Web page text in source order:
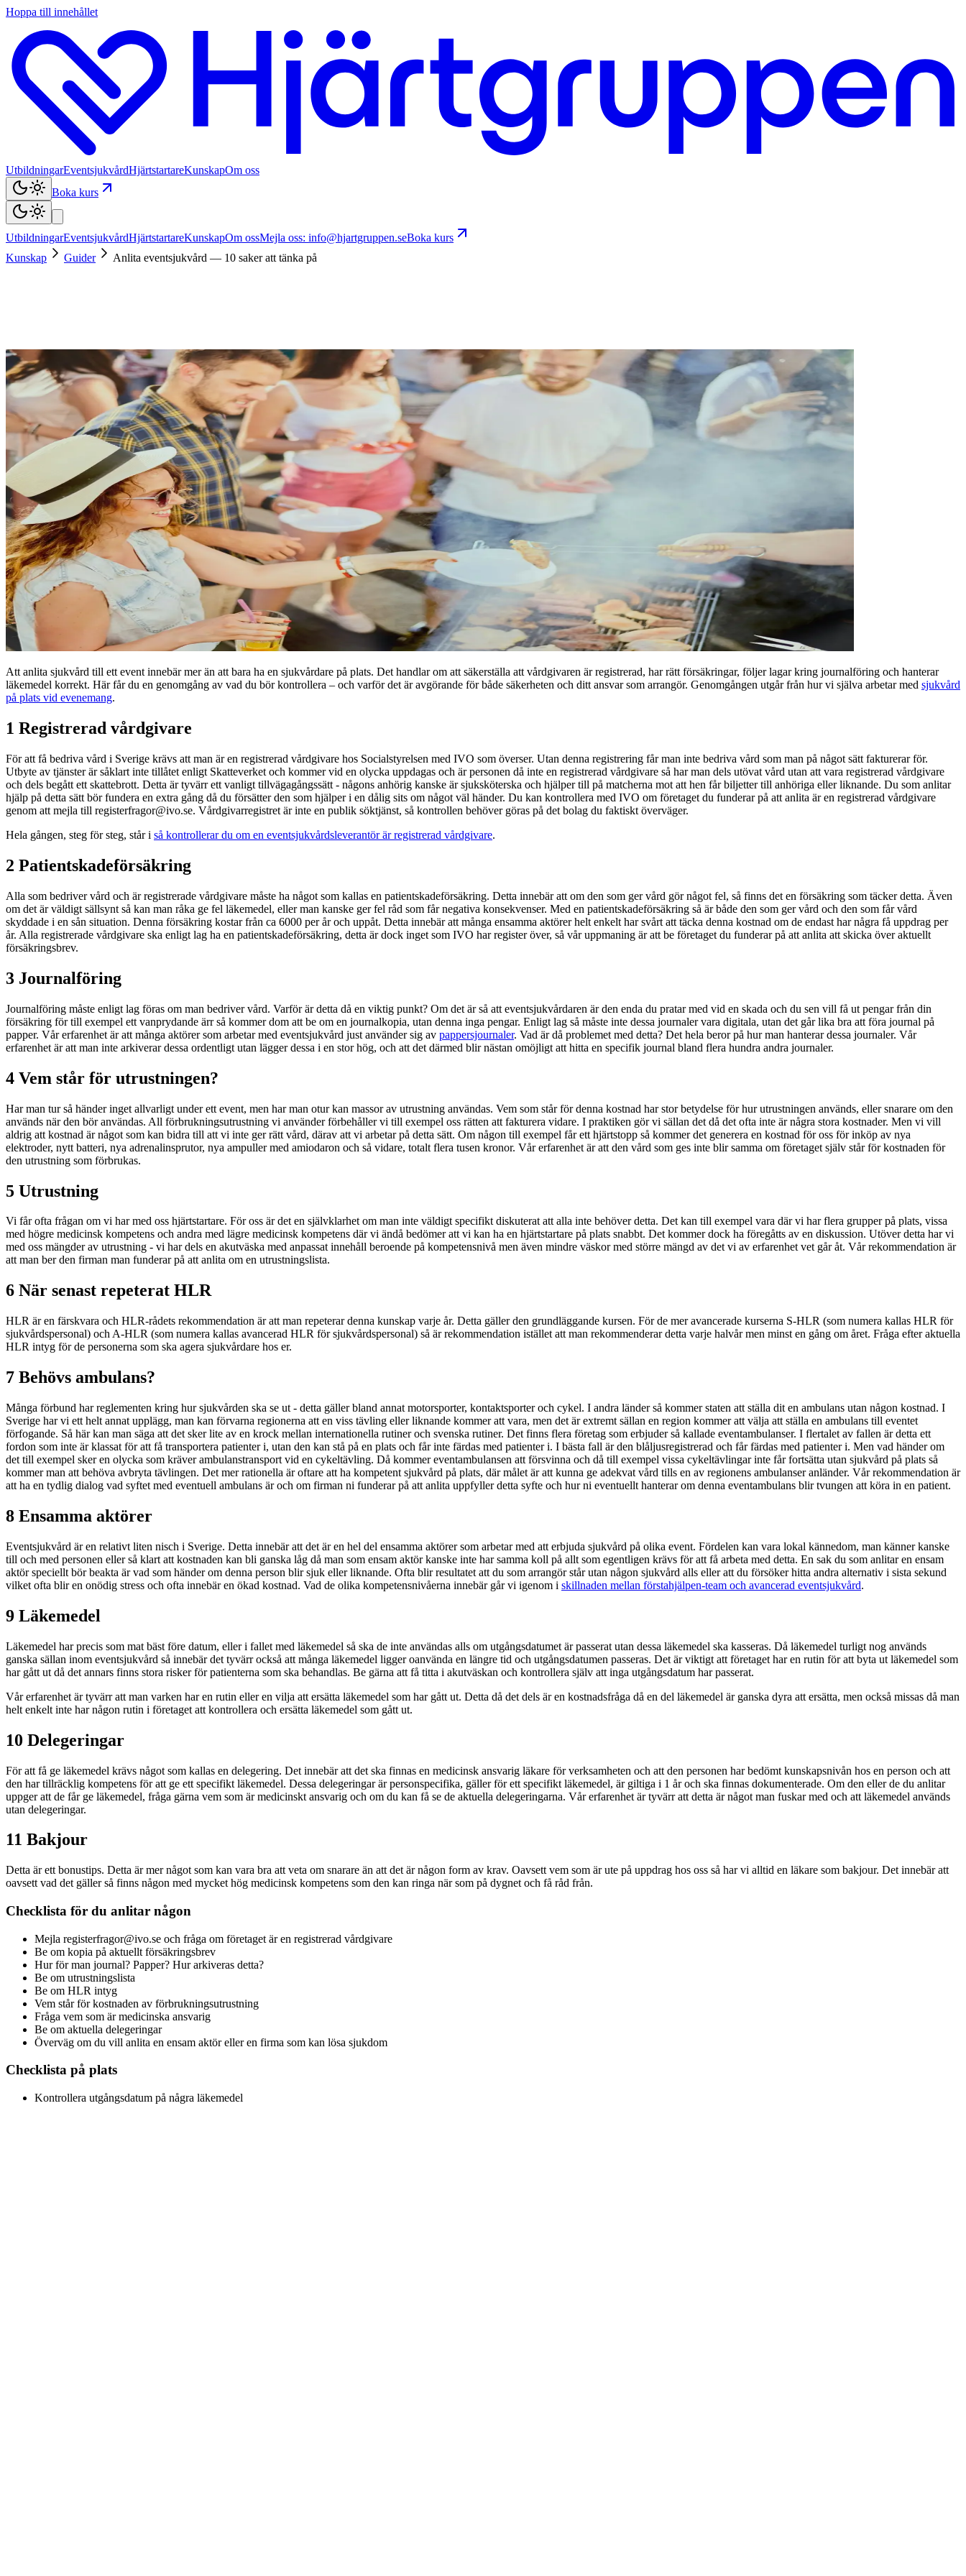
Hoppa till innehållet
UtbildningarEventsjukvårdHjärtstartareKunskapOm oss
Boka kurs
UtbildningarEventsjukvårdHjärtstartareKunskapOm ossMejla oss: info@hjartgruppen.seBoka kurs
Kunskap
Guider Anlita eventsjukvård — 10 saker att tänka på
Att anlita sjukvård till ett event innebär mer än att bara ha en sjukvårdare på plats. Det handlar om att säkerställa att vårdgivaren är registrerad, har rätt försäkringar, följer lagar kring journalföring och hanterar
läkemedel korrekt. Här får du en genomgång av vad du bör kontrollera – och varför det är avgörande för både säkerheten och ditt ansvar som arrangör. Genomgången utgår från hur vi själva arbetar med sjukvård
på plats vid evenemang.
1 Registrerad vårdgivare
För att få bedriva vård i Sverige krävs att man är en registrerad vårdgivare hos Socialstyrelsen med IVO som överser. Utan denna registrering får man inte bedriva vård som man på något sätt fakturerar för.
Utbyte av tjänster är såklart inte tillåtet enligt Skatteverket och kommer vid en olycka uppdagas och är personen då inte en registrerad vårdgivare så har man dels utövat vård utan att vara registrerad vårdgivare
och dels begått ett skattebrott. Detta är tyvärr ett vanligt tillvägagångssätt - någons anhörig kanske är sjuksköterska och hjälper till på matcherna mot att hen får biljetter till anhöriga eller liknande. Du som anlitar
hjälp på detta sätt bör fundera en extra gång då du försätter den som hjälper i en dålig sits om något väl händer. Du kan kontrollera med IVO om företaget du funderar på att anlita är en registrerad vårdgivare
genom att mejla till registerfragor@ivo.se. Vårdgivarregistret är inte en publik söktjänst, så kontrollen behöver göras på det bolag du faktiskt överväger.
Hela gången, steg för steg, står i så kontrollerar du om en eventsjukvårdsleverantör är registrerad vårdgivare.
2 Patientskadeförsäkring
Alla som bedriver vård och är registrerade vårdgivare måste ha något som kallas en patientskadeförsäkring. Detta innebär att om den som ger vård gör något fel, så finns det en försäkring som täcker detta. Även
om det är väldigt sällsynt så kan man råka ge fel läkemedel, eller man kanske ger fel råd som får negativa konsekvenser. Med en patientskadeförsäkring så är både den som ger vård och den som får vård
skyddade i en sån situation. Denna försäkring kostar från ca 6000 per år och uppåt. Detta innebär att många ensamma aktörer helt enkelt har svårt att täcka denna kostnad om de endast har några få uppdrag per
år. Alla registrerade vårdgivare ska enligt lag ha en patientskadeförsäkring, detta är dock inget som IVO har register över, så vår uppmaning är att be företaget du funderar på att anlita att skicka över aktuellt
försäkringsbrev.
3 Journalföring
Journalföring måste enligt lag föras om man bedriver vård. Varför är detta då en viktig punkt? Om det är så att eventsjukvårdaren är den enda du pratar med vid en skada och du sen vill få ut pengar från din
försäkring för till exempel ett vanprydande ärr så kommer dom att be om en journalkopia, utan denna inga pengar. Enligt lag så måste inte dessa journaler vara digitala, utan det går lika bra att föra journal på
papper. Vår erfarenhet är att många aktörer som arbetar med eventsjukvård just använder sig av pappersjournaler. Vad är då problemet med detta? Det hela beror på hur man hanterar dessa journaler. Vår
erfarenhet är att man inte arkiverar dessa ordentligt utan lägger dessa i en stor hög, och att det därmed blir nästan omöjligt att hitta en specifik journal bland flera hundra andra journaler.
4 Vem står för utrustningen?
Har man tur så händer inget allvarligt under ett event, men har man otur kan massor av utrustning användas. Vem som står för denna kostnad har stor betydelse för hur utrustningen används, eller snarare om den
används när den bör användas. All förbrukningsutrustning vi använder förbehåller vi till exempel oss rätten att fakturera vidare. I praktiken gör vi sällan det då det ofta inte är några stora kostnader. Men vi vill
aldrig att kostnad är något som kan bidra till att vi inte ger rätt vård, därav att vi arbetar på detta sätt. Om någon till exempel får ett hjärtstopp så kommer det generera en kostnad för oss för inköp av nya
elektroder, nytt batteri, nya adrenalinsprutor, nya ampuller med amiodaron och så vidare, totalt flera tusen kronor. Vår erfarenhet är att den vård som ges inte blir samma om företaget själv står för kostnaden för
den utrustning som förbrukas.
5 Utrustning
Vi får ofta frågan om vi har med oss hjärtstartare. För oss är det en självklarhet om man inte väldigt specifikt diskuterat att alla inte behöver detta. Det kan till exempel vara där vi har flera grupper på plats, vissa
med högre medicinsk kompetens och andra med lägre medicinsk kompetens där vi ändå bedömer att vi kan ha en hjärtstartare på plats snabbt. Det kommer dock ha föregåtts av en diskussion. Utöver detta har vi
med oss mängder av utrustning - vi har dels en akutväska med anpassat innehåll beroende på kompetensnivå men även mindre väskor med större mängd av det vi av erfarenhet vet går åt. Vår rekommendation är
att man ber den firman man funderar på att anlita om en utrustningslista.
6 När senast repeterat HLR
HLR är en färskvara och HLR-rådets rekommendation är att man repeterar denna kunskap varje år. Detta gäller den grundläggande kursen. För de mer avancerade kurserna S-HLR (som numera kallas HLR för
sjukvårdspersonal) och A-HLR (som numera kallas avancerad HLR för sjukvårdspersonal) så är rekommendation istället att man rekommenderar detta varje halvår men minst en gång om året. Fråga efter aktuella
HLR intyg för de personerna som ska agera sjukvårdare hos er.
7 Behövs ambulans?
Många förbund har reglementen kring hur sjukvården ska se ut - detta gäller bland annat motorsporter, kontaktsporter och cykel. I andra länder så kommer staten att ställa dit en ambulans utan någon kostnad. I
Sverige har vi ett helt annat upplägg, man kan förvarna regionerna att en viss tävling eller liknande kommer att vara, men det är extremt sällan en region kommer att välja att ställa en ambulans till eventet
förfogande. Så här kan man säga att det sker lite av en krock mellan internationella rutiner och svenska rutiner. Det finns flera företag som erbjuder så kallade eventambulanser. I flertalet av fallen är detta ett
fordon som inte är klassat för att få transportera patienter i, utan den kan stå på en plats och får inte färdas med patienter i. I bästa fall är den blåljusregistrerad och får färdas med patienter i. Men vad händer om
det till exempel sker en olycka som kräver ambulanstransport vid en cykeltävling. Då kommer eventambulansen att försvinna och då till exempel vissa cykeltävlingar inte får fortsätta utan sjukvård på plats så
kommer man att behöva avbryta tävlingen. Det mer rationella är oftare att ha kompetent sjukvård på plats, där målet är att kunna ge adekvat vård tills en av regionens ambulanser anländer. Vår rekommendation är
att ha en tydlig dialog vad syftet med eventuell ambulans är och om firman ni funderar på att anlita uppfyller detta syfte och hur ni eventuellt hanterar om denna eventambulans blir tvungen att köra in en patient.
8 Ensamma aktörer
Eventsjukvård är en relativt liten nisch i Sverige. Detta innebär att det är en hel del ensamma aktörer som arbetar med att erbjuda sjukvård på olika event. Fördelen kan vara lokal kännedom, man känner kanske
till och med personen eller så klart att kostnaden kan bli ganska låg då man som ensam aktör kanske inte har samma koll på allt som egentligen krävs för att få arbeta med detta. En sak du som anlitar en ensam
aktör speciellt bör beakta är vad som händer om denna person blir sjuk eller liknande. Ofta blir resultatet att du som arrangör står utan någon sjukvård alls eller att du försöker hitta andra alternativ i sista sekund
vilket ofta blir en onödig stress och ofta innebär en ökad kostnad. Vad de olika kompetensnivåerna innebär går vi igenom i skillnaden mellan förstahjälpen‑team och avancerad eventsjukvård.
9 Läkemedel
Läkemedel har precis som mat bäst före datum, eller i fallet med läkemedel så ska de inte användas alls om utgångsdatumet är passerat utan dessa läkemedel ska kasseras. Då läkemedel turligt nog används
ganska sällan inom eventsjukvård så innebär det tyvärr också att många läkemedel ligger oanvända en längre tid och utgångsdatumen passeras. Det är viktigt att företaget har en rutin för att byta ut läkemedel som
har gått ut då det annars finns stora risker för patienterna som ska behandlas. Be gärna att få titta i akutväskan och kontrollera själv att inga utgångsdatum har passerat.
Vår erfarenhet är tyvärr att man varken har en rutin eller en vilja att ersätta läkemedel som har gått ut. Detta då det dels är en kostnadsfråga då en del läkemedel är ganska dyra att ersätta, men också missas då man
helt enkelt inte har någon rutin i företaget att kontrollera och ersätta läkemedel som gått ut.
10 Delegeringar
För att få ge läkemedel krävs något som kallas en delegering. Det innebär att det ska finnas en medicinsk ansvarig läkare för verksamheten och att den personen har bedömt kunskapsnivån hos en person och att
den har tillräcklig kompetens för att ge ett specifikt läkemedel. Dessa delegeringar är personspecifika, gäller för ett specifikt läkemedel, är giltiga i 1 år och ska finnas dokumenterade. Om den eller de du anlitar
uppger att de får ge läkemedel, fråga gärna vem som är medicinskt ansvarig och om du kan få se de aktuella delegeringarna. Vår erfarenhet är tyvärr att detta är något man fuskar med och att läkemedel används
utan delegeringar.
11 Bakjour
Detta är ett bonustips. Detta är mer något som kan vara bra att veta om snarare än att det är någon form av krav. Oavsett vem som är ute på uppdrag hos oss så har vi alltid en läkare som bakjour. Det innebär att
oavsett vad det gäller så finns någon med mycket hög medicinsk kompetens som den kan ringa när som på dygnet och få råd från.
Checklista för du anlitar någon
Mejla registerfragor@ivo.se och fråga om företaget är en registrerad vårdgivare
Be om kopia på aktuellt försäkringsbrev
Hur för man journal? Papper? Hur arkiveras detta?
Be om utrustningslista
Be om HLR intyg
Vem står för kostnaden av förbrukningsutrustning
Fråga vem som är medicinska ansvarig
Be om aktuella delegeringar
Överväg om du vill anlita en ensam aktör eller en firma som kan lösa sjukdom
Checklista på plats
Kontrollera utgångsdatum på några läkemedel